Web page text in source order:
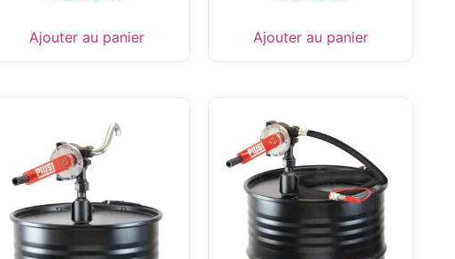
Ajouter au panier Ajouter au panier